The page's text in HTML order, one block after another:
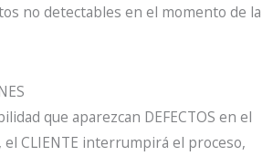
no detectables en el momento de la
que aparezcan DEFECTOS en el
CLIENTE interrumpirá el proceso,